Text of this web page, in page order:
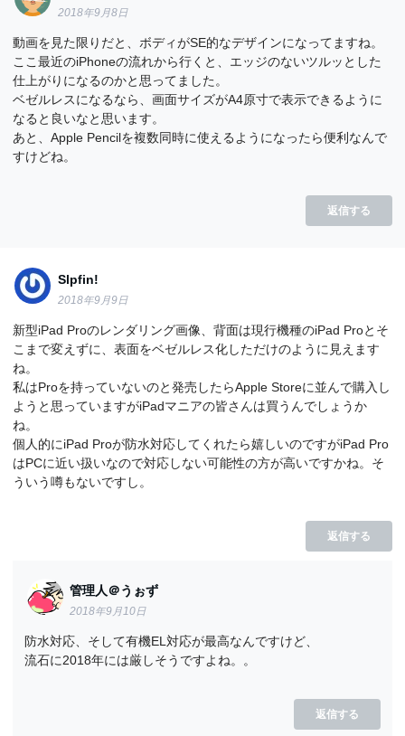
2018年9月8日
動画を見た限りだと、ボディがSE的なデザインになってますね。
ここ最近のiPhoneの流れから行くと、エッジのないツルッとした
仕上がりになるのかと思ってました。
ベゼルレスになるなら、画面サイズがA4原寸で表示できるように
なると良いなと思います。
あと、Apple Pencilを複数同時に使えるようになったら便利なんで
すけどね。
返信する
Slpfin!
2018年9月9日
新型iPad Proのレンダリング画像、背面は現行機種のiPad Proとそ
こまで変えずに、表面をベゼルレス化しただけのように見えます
ね。
私はProを持っていないのと発売したらApple Storeに並んで購入し
ようと思っていますがiPadマニアの皆さんは買うんでしょうか
ね。
個人的にiPad Proが防水対応してくれたら嬉しいのですがiPad Pro
はPCに近い扱いなので対応しない可能性の方が高いですかね。そ
ういう噂もないですし。
返信する
管理人＠うぉず
2018年9月10日
防水対応、そして有機EL対応が最高なんですけど、
流石に2018年には厳しそうですよね。。
返信する